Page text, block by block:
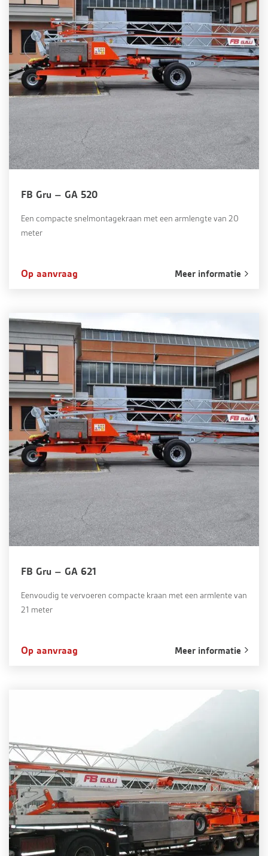
FB Gru – GA 520
Een compacte snelmontagekraan met een armlengte van 20
meter
Op aanvraag Meer informatie
FB Gru – GA 621
Eenvoudig te vervoeren compacte kraan met een armlente van
21 meter
Op aanvraag Meer informatie